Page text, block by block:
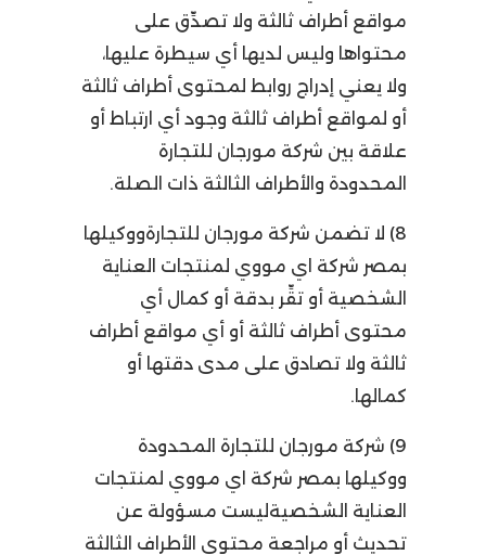
مواقع أطراف ثالثة ولا تصدِّق على
محتواها وليس لديها أي سيطرة عليها،
ولا يعني إدراج روابط لمحتوى أطراف ثالثة
أو لمواقع أطراف ثالثة وجود أي ارتباط أو
علاقة بين شركة مورجان للتجارة
المحدودة والأطراف الثالثة ذات الصلة.
8) لا تضمن شركة مورجان للتجارةووكيلها
بمصر شركة اي مووي لمنتجات العناية
الشخصية أو تقِّر بدقة أو كمال أي
محتوى أطراف ثالثة أو أي مواقع أطراف
ثالثة ولا تصادق على مدى دقتها أو
كمالها.
9) شركة مورجان للتجارة المحدودة
ووكيلها بمصر شركة اي مووي لمنتجات
العناية الشخصيةليست مسؤولة عن
تحديث أو مراجعة محتوى الأطراف الثالثة